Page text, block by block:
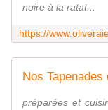
noire à la ratat...
préparées et